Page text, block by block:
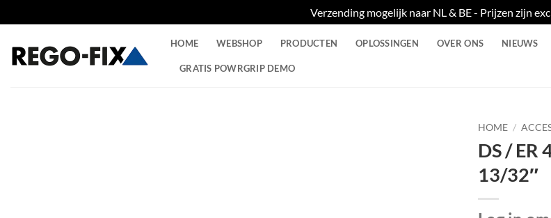
Verzending mogelijk naar NL & BE - Prijzen zijn
naar
inhoud
HOME WEBSHOP PRODUCTEN OPLOSSINGEN OVER ONS NIEUWS
GRATIS POWRGRIP DEMO
HOME /
DS / ER
13/32″